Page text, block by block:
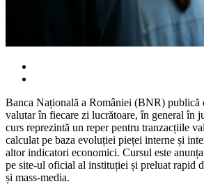
Banca Națională a României (BNR) publică
valutar în fiecare zi lucrătoare, în general în
curs reprezintă un reper pentru tranzacțiile
calculat pe baza evoluției pieței interne și
altor indicatori economici. Cursul este
pe site-ul oficial al instituției și preluat rapid
și mass-media.